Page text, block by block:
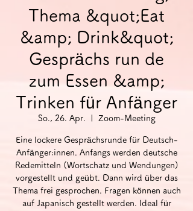
Thema &quot;Eat
&amp; Drink&quot;
Gesprächs run de
zum Essen &amp;
Trinken für Anfänger
So., 26. Apr. Zoom-Meeting
Eine lockere Gesprächsrunde für Deutsch-
Anfänger:innen. Anfangs werden deutsche
Redemitteln (Wortschatz und Wendungen)
vorgestellt und geübt. Dann wird über das
Thema frei gesprochen. Fragen können auch
auf Japanisch gestellt werden. Ideal für